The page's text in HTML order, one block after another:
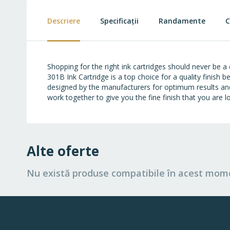
images
Descriere
Shopping for the right ink cartridges should never be
301B Ink Cartridge is a top choice for a quality finish
designed by the manufacturers for optimum results
work together to give you the fine finish that you are
Specificații Randamente
Alte oferte
Nu există produse compatibile în acest